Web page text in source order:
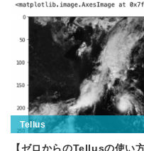
Tellus
【ゼロからのTellusの使